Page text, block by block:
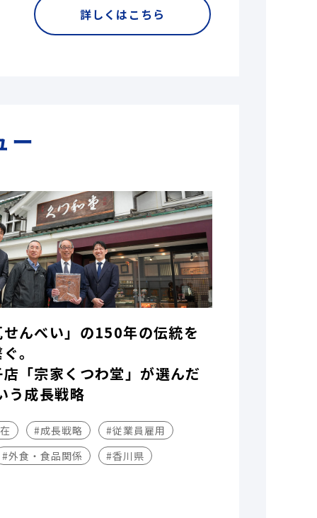
詳しくはこちら
ー
んべい」の150年の伝統を
。
「宗家くつわ堂」が選んだ
う成長戦略
#成長戦略
#従業員雇用
#外食・食品関係
#香川県